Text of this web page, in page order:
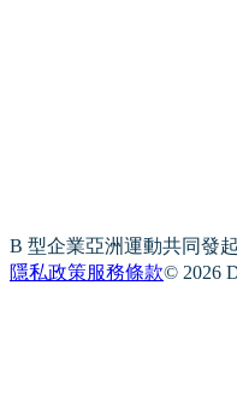
B 型企業亞洲運動共同發
隱私政策服務條款© 2026